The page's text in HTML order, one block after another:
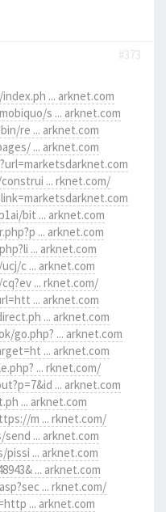
#373
... arknet.com
s ... arknet.com
re ... arknet.com
... arknet.com
... rknet.com/
bit ... arknet.com
... arknet.com
... arknet.com
c ... arknet.com
... rknet.com/
... arknet.com
... arknet.com
go.php? ... arknet.com
... arknet.com
... rknet.com/
... arknet.com
... arknet.com
m ... rknet.com/
... arknet.com
... arknet.com
... arknet.com
... rknet.com/
... arknet.com